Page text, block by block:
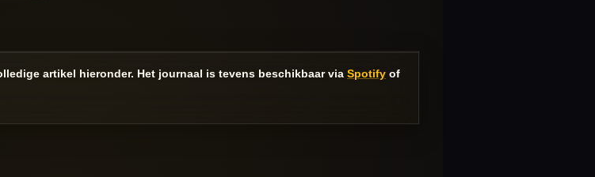
artikel hieronder. Het journaal is tevens beschikbaar via Spotify of